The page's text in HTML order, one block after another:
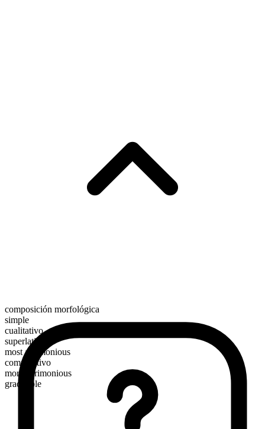
composición morfológica
simple
cualitativo
superlativo
most acrimonious
comparativo
more acrimonious
graduable